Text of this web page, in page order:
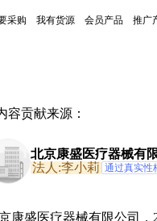
采购 我有货源 会员产品 推广
容贡献来源：
北京康盛医疗器械有
法人:李小莉 通过真实性
康盛医疗器械有限公司，